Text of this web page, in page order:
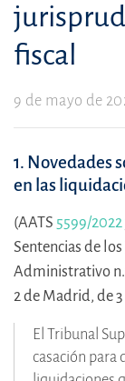
fiscal
9 de mayo de
1. Novedades
en las
(AATS 5599/2022
Sentencias de
Administrativo
2 de Madrid, de
El Tribunal
casación para